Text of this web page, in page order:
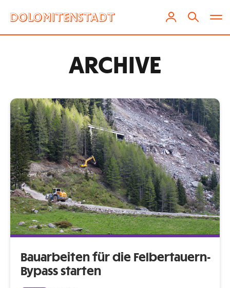
ARCHIVE
Bauarbeiten für die Felbertauern-
Bypass starten